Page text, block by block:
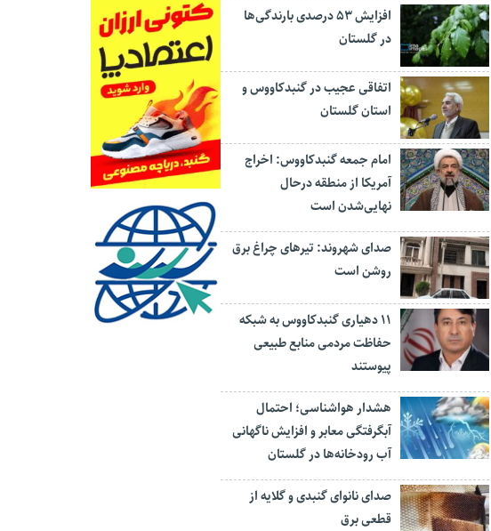
افزایش ۵۳ درصدی بارندگی‌ها
در گلستان
اتفاقی عجیب در‌ گنبدکاووس و
استان گلستان
امام جمعه گنبدکاووس: اخراج
آمریکا از منطقه درحال
نهایی‌شدن است
صدای شهروند: تیرهای چراغ برق
روشن است
۱۱ دهیاری گنبدکاووس به شبکه
حفاظت مردمی منابع طبیعی
پیوستند
هشدار هواشناسی؛ احتمال
آبگرفتگی معابر و افزایش ناگهانی
آب رودخانه‌ها در گلستان
صدای نانوای گنبدی و گلایه از
قطعی برق